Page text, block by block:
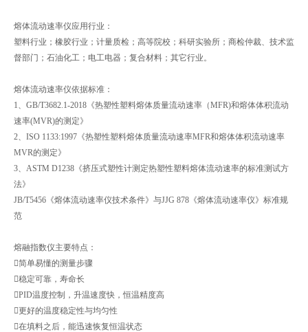
熔体流动速率仪应用行业：
塑料行业；橡胶行业；计量质检；高等院校；科研实验所；商检仲裁、技术监
督部门；石油化工；电工电器；复合材料；其它行业。
熔体流动速率仪依据标准：
1、GB/T3682.1-2018《热塑性塑料熔体质量流动速率（MFR)和熔体体积流动
速率(MVR)的测定》
2、ISO 1133:1997《热塑性塑料熔体质量流动速率MFR和熔体体积流动速率
MVR的测定》
3、ASTM D1238《挤压式塑性计测定热塑性塑料熔体流动速率的标准测试方
法》
JB/T5456《熔体流动速率仪技术条件》与JJG 878《熔体流动速率仪》标准规
范
熔融指数仪主要特点：
简单易懂的测量步骤
稳定可靠，寿命长
PID温度控制，升温速度快，恒温精度高
更好的温度稳定性与均匀性
在填料之后，能迅速恢复恒温状态